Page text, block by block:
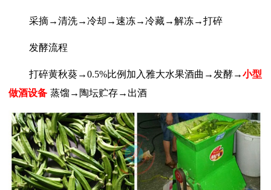
采摘→清洗→冷却→速冻→冷藏→解冻→打碎
发酵流程
打碎黄秋葵→0.5%比例加入雅大水果酒曲→发酵→小型
做酒设备 蒸馏 →陶坛贮存→出酒